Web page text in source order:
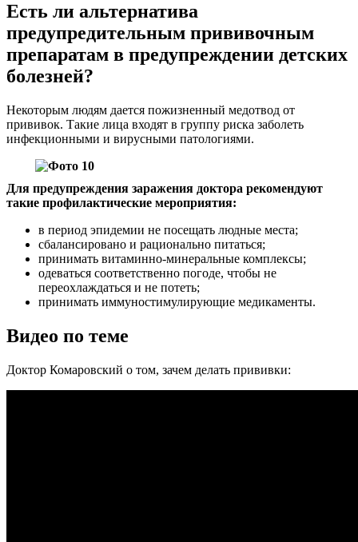
Есть ли альтернатива
предупредительным прививочным
препаратам в предупреждении детских
болезней?
Некоторым людям дается пожизненный медотвод от
прививок. Такие лица входят в группу риска заболеть
инфекционными и вирусными патологиями.
Для предупреждения заражения доктора рекомендуют
такие профилактические мероприятия:
в период эпидемии не посещать людные места;
сбалансировано и рационально питаться;
принимать витаминно-минеральные комплексы;
одеваться соответственно погоде, чтобы не
переохлаждаться и не потеть;
принимать иммуностимулирующие медикаменты.
Видео по теме
Доктор Комаровский о том, зачем делать прививки: